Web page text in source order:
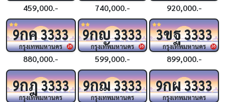
459,000.- 740,000.- 920,000.-
26
9กค3333
กรุงเทพมหานคร
880,000.-
26
9กญ3333
กรุงเทพมหานคร
599,000.-
26
3ขฐ3333
กรุงเทพมหานคร
899,000.-
9กฎ3333
กรุงเทพมหานคร
9กฌ3333
กรุงเทพมหานคร
9กผ3333
กรุงเทพมหานคร